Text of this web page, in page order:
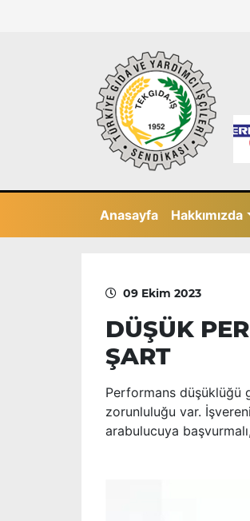
Anasayfa Hakkımızda
09 Ekim 2023
DÜŞÜK
ŞART
Performans düşüklüğü
zorunluluğu var.
arabulucuya